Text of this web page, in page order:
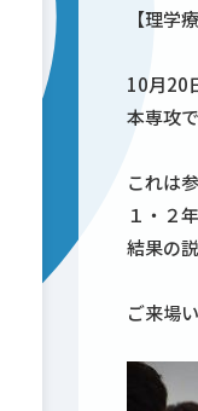
【理学
10月20
本専攻
これは
１・２
結果の
ご来場